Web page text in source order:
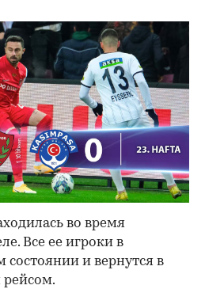
во время
Все ее игроки в
состоянии и вернутся в